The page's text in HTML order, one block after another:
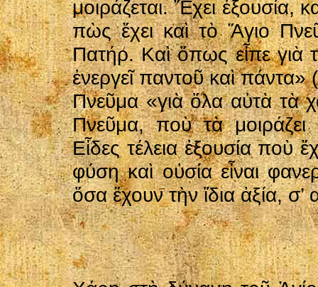
μοιράζεται. Ἔχει ἐξουσία,
πὼς ἔχει καὶ τὸ Ἅγιο
Πατήρ. Καὶ ὅπως εἶπε γιὰ
ἐνεργεῖ παντοῦ καὶ πάντα»
Πνεῦμα «γιὰ ὅλα αὐτὰ τὰ
Πνεῦμα, ποὺ τὰ
Εἶδες τέλεια ἐξουσία ποὺ
φύση καὶ οὐσία εἶναι
ὅσα ἔχουν τὴν ἴδια ἀξία, σ’